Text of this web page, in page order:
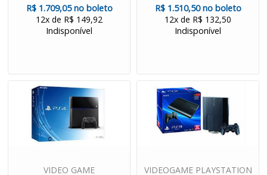
R$ 1.709,05 no boleto
12x de R$ 149,92
Indisponível
R$ 1.510,50 no boleto
12x de R$ 132,50
Indisponível
VIDEO GAME VIDEOGAME PLAYSTATION